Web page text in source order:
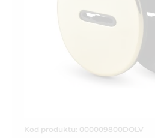
Kod produktu: 000009800DOLV